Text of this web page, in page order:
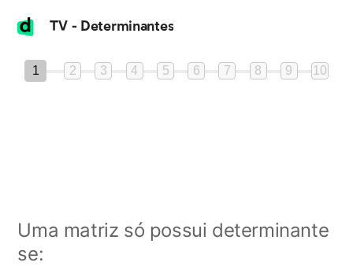
TV - Determinantes
1 2 3 4 5 6 7 8 9 10
Uma matriz só possui determinante
se: